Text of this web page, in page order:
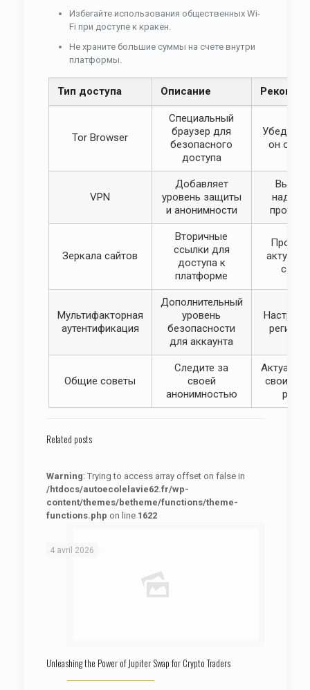
Избегайте использования общественных Wi-
Fi при доступе к кракен.
Не храните большие суммы на счете внутри
платформы.
Тип доступа Описание
Tor Browser
Специальный
браузер для
безопасного
доступа
он
VPN
Добавляет
уровень защиты
и анонимности
Зеркала сайтов
Вторичные
ссылки для
доступа к
платформе
Мультифакторная
аутентификация
Дополнительный
уровень
безопасности
для аккаунта
Общие советы
Следите за
своей
анонимностью
свои
Related posts
Warning: Trying to access array offset on false in
/htdocs/autoecolelavie62.fr/wp-
content/themes/betheme/functions/theme-
functions.php on line 1622
4 avril 2026
Unleashing the Power of Jupiter Swap for Crypto Traders